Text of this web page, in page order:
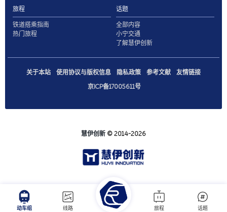
动车组 线路 旅程 话题
旅程
铁道搭乘指南
热门旅程
话题
全部内容
小宁交通
了解慧伊创新
关于本站 使用协议与版权信息 隐私政策 参考文献
友情链接
京ICP备17005611号
慧伊创新 © 2014-2026